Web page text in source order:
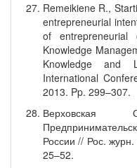
Remeikiene R.,
entrepreneurial
of entrepreneurial
Knowledge
Knowledge and
International
2013. Pp. 299–307.
России // Рос.
25–52.